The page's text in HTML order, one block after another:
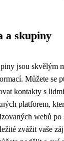
a skupiny
jsou skvělým
Můžete se
kontakty s
platforem,
webů
zvážit vaše